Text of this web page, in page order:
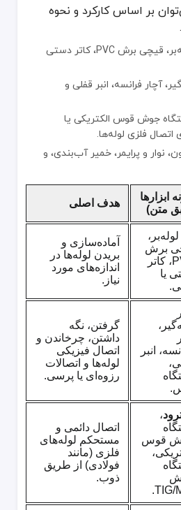
برای آب‌بندی بهتر به جای روش‌های سنتی
ابزار لوله کشی
کامپوزیتی) در انتخاب ابزار
بر روی خطوط فشار قوی را دارید، حتماً
جوشی، از الکترود سازگار با جنس لوله
برقی یا دستگاه‌های جوش نیازمند
کیفیت ساخت، برند و نوع عملکرد آن
انتخاب ابزار مناسب با کیفیت بالا،
مهمی در نصب، تعمیر و نگهداری
بر اساس کارکرد و نحوه
ابزار برش لوله: مانند اره لوله‌بر، قیچی برش PVC، کاتر دستی
آچار فرانسه، انبر قفلی و
جوش قوس الکتریکی یا
نوار و پرایمر، خمیر آب‌بندی، و
ابزارها
متن)
هدف اصلی
لوله‌بر،
برش
PVC، کاتر
یا
آماده‌سازی و
بریدن لوله‌ها در
اندازه‌های مورد
نیاز.
انبر
گرفتن، نگه
داشتن، چرخاندن و
اتصال فیزیکی
لوله‌ها و اتصالات
رزوه‌ای یا پرسی.
،
قوس
TIG/
اتصال دائمی و
مستحکم لوله‌های
فلزی (مانند
فولادی) از طریق
ذوب.